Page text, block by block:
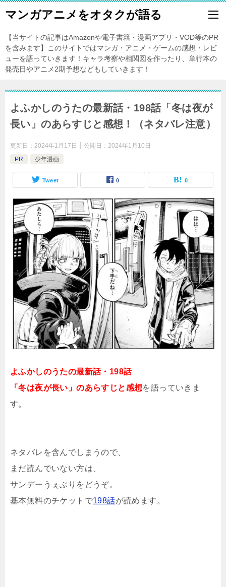
マンガアニメをオタクが語る
【当サイトの記事はAmazonや電子書籍・漫画アプリ・VOD等のPR
を含みます】このサイトではマンガ・アニメ・ゲームの感想・レビ
ューを語っていきます！キャラ考察や相関図を作ったり、単行本の
発売日やアニメ2期予想などもしていきます！
よふかしのうたの最新話・198話「冬は夜が
長い」のあらすじと感想！（ネタバレ注意）
更新日： 2024年1月17日 公開日： 2024年1月10日
PR
少年漫画
Tweet 0 0
よふかしのうたの最新話・198話
「冬は夜が長い」のあらすじと感想を語っていきま
す。
ネタバレを含んでしまうので、
まだ読んでいない方は、
サンデーうぇぶりをどうぞ。
基本無料のチケットで198話が読めます。